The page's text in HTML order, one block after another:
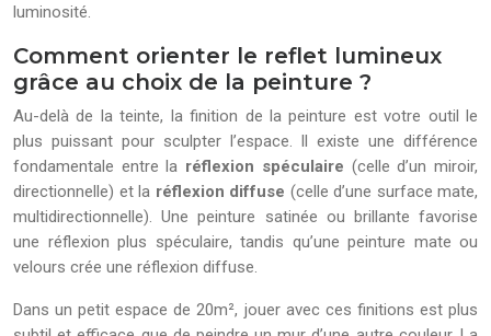
luminosité.
Comment orienter le reflet lumineux
grâce au choix de la peinture ?
Au-delà de la teinte, la finition de la peinture est votre outil le
plus puissant pour sculpter l’espace. Il existe une différence
fondamentale entre la réflexion spéculaire (celle d’un miroir,
directionnelle) et la réflexion diffuse (celle d’une surface mate,
multidirectionnelle). Une peinture satinée ou brillante favorise
une réflexion plus spéculaire, tandis qu’une peinture mate ou
velours crée une réflexion diffuse.
Dans un petit espace de 20m², jouer avec ces finitions est plus